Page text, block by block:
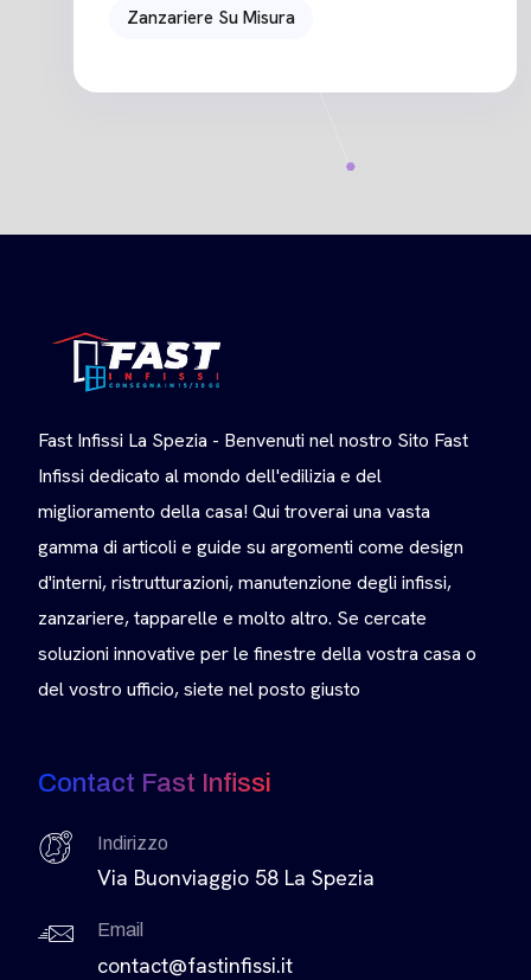
Zanzariere Su Misura
Fast Infissi La Spezia - Benvenuti nel nostro Sito Fast
Infissi dedicato al mondo dell'edilizia e del
miglioramento della casa! Qui troverai una vasta
gamma di articoli e guide su argomenti come design
d'interni, ristrutturazioni, manutenzione degli infissi,
zanzariere, tapparelle e molto altro. Se cercate
soluzioni innovative per le finestre della vostra casa o
del vostro ufficio, siete nel posto giusto
Contact Fast Infissi
Indirizzo
Via Buonviaggio 58 La Spezia
Email
contact@fastinfissi.it